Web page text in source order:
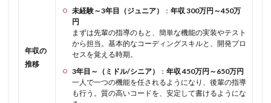
年収の
推移
未経験～3年目（ジュニア） ： 年収 300万円～450万
円
まずは先輩の指導のもと、簡単な機能の実装やテスト
から担当。基本的なコーディングスキルと、開発プロ
セスを覚える時期。
3年目～（ミドル/シニア）
： 年収 450万円～650万円
一人で一つの機能を任されるようになり、後輩の指導
も行う。質の高いコードを、安定して書けるようにな